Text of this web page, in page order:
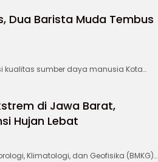
Dua Barista Muda Tembus
kualitas sumber daya manusia Kota…
di Jawa Barat,
Hujan Lebat
Klimatologi, dan Geofisika (BMKG)…